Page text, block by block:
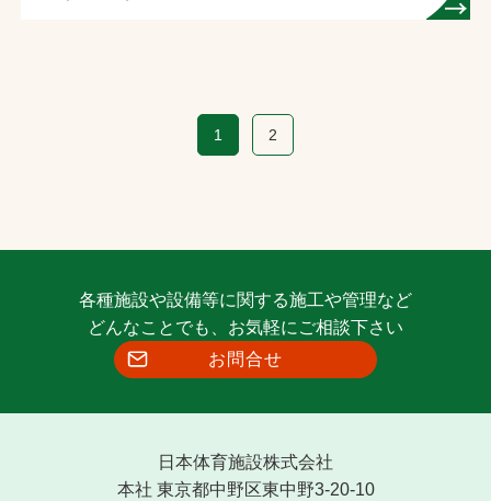
1 2
各種施設や設備等に関する施工や管理など
どんなことでも、お気軽にご相談下さい
お問合せ
日本体育施設株式会社
本社 東京都中野区東中野3-20-10